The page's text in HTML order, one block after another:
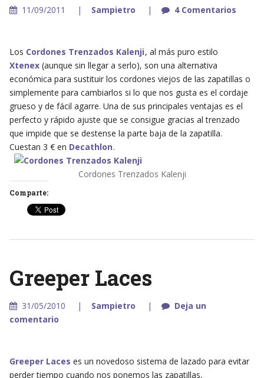
11/09/2011 Sampietro 4 Comentarios
Los Cordones Trenzados Kalenji, al más puro estilo
Xtenex(aunque sin llegar a serlo), son una alternativa
económica para sustituir los cordones viejos de las zapatillas o
simplemente para cambiarlos si lo que nos gusta es el cordaje
grueso y de fácil agarre. Una de sus principales ventajas es el
perfecto y rápido ajuste que se consigue gracias al trenzado
que impide que se destense la parte baja de la zapatilla.
Cuestan 3 € en Decathlon.
Cordones Trenzados Kalenji
Comparte:
Greeper Laces
31/05/2010 Sampietro
Deja un
comentario
Greeper Laces es un novedoso sistema de lazado para evitar
perder tiempo cuando nos ponemos las zapatillas,